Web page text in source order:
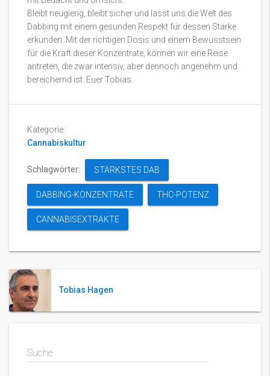
Bleibt neugierig, bleibt sicher und lasst uns die Welt des
Dabbing mit einem gesunden Respekt für dessen Stärke
erkunden. Mit der richtigen Dosis und einem Bewusstsein
für die Kraft dieser Konzentrate, können wir eine Reise
antreten, die zwar intensiv, aber dennoch angenehm und
bereichernd ist. Euer Tobias.
Kategorie:
Cannabiskultur
Schlagwörter: STÄRKSTES DAB
DABBING-KONZENTRATE THC-POTENZ
CANNABISEXTRAKTE
Tobias Hagen
Suche